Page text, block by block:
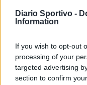
Diario Sportivo -
Information
If you wish to opt-out
processing of your
targeted advertising
section to confirm
PIÙ LETTI OGGI
a
5 Ago